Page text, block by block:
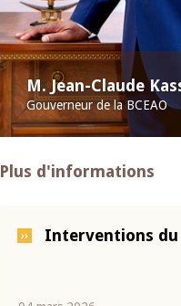
M. Jean-Claude
Gouverneur de la BCEAO
Plus d'informations
Interventions du